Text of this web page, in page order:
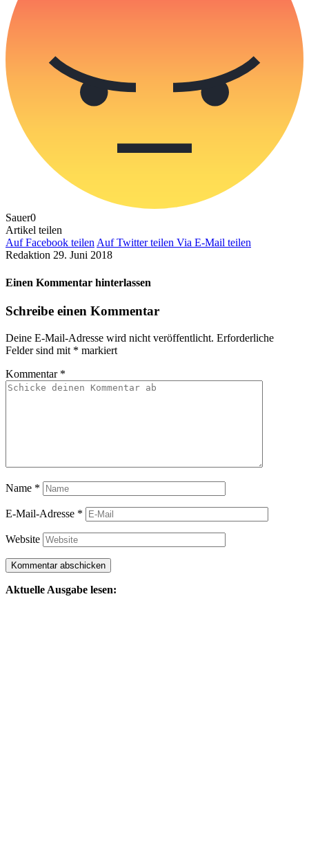
Sauer0
Artikel teilen
Auf Facebook teilen Auf Twitter teilen Via E-Mail teilen
Redaktion 29. Juni 2018
Einen Kommentar hinterlassen
Schreibe einen Kommentar
Deine E-Mail-Adresse wird nicht veröffentlicht. Erforderliche
Felder sind mit * markiert
Kommentar *
Name *
E-Mail-Adresse *
Website
Aktuelle Ausgabe lesen: